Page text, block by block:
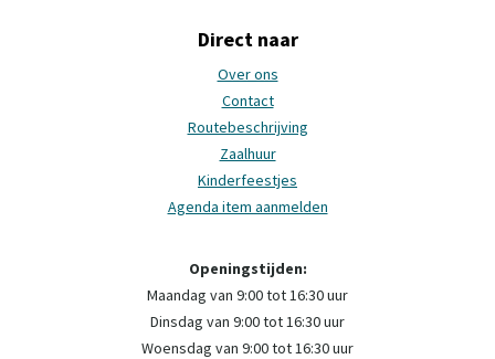
Direct naar
Over ons
Contact
Routebeschrijving
Zaalhuur
Kinderfeestjes
Agenda item aanmelden
Openingstijden:
Maandag van 9:00 tot 16:30 uur
Dinsdag van 9:00 tot 16:30 uur
Woensdag van 9:00 tot 16:30 uur